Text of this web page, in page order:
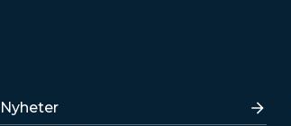
Lenker
Nyheter